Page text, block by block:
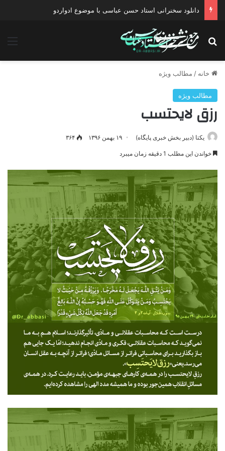
دانلود سخنرانی استاد حسن عباسی با موضوع ادواردو
جستجو برای
خانه / مطالب ویژه
مطالب ویژه
رزق لایحتسب
یکتا (دبیر بخش خبری پایگاه) ۱۹ بهمن ۱۳۹۶ ۳۶۴
خواندن این مطلب 1 دقیقه زمان میبرد